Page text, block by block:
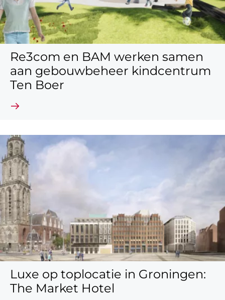
Re3com en BAM werken samen
aan gebouwbeheer kindcentrum
Ten Boer
Lees verder
Luxe op toplocatie in Groningen:
The Market Hotel